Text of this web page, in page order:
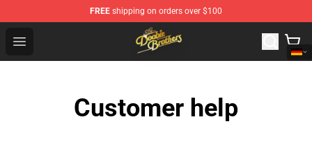
FREE shipping on orders over $100
Open menu
The Doobie Brothers Store - Official The Doobie
Customer help